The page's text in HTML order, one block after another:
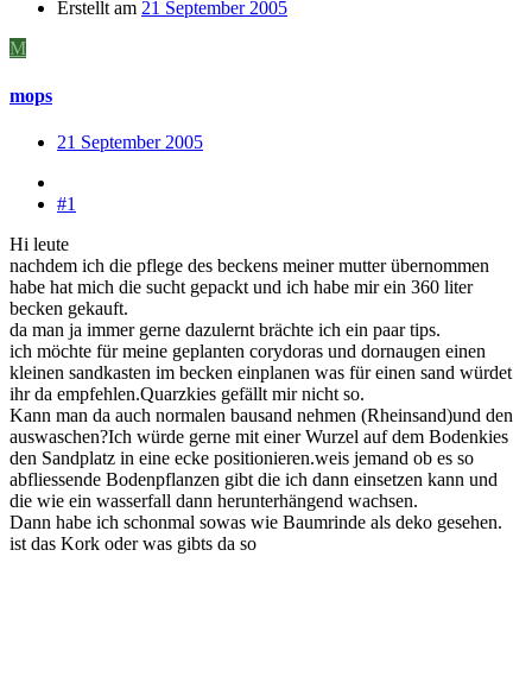
Erstellt am 21 September 2005
M
mops
21 September 2005
#1
Hi leute
nachdem ich die pflege des beckens meiner mutter übernommen
habe hat mich die sucht gepackt und ich habe mir ein 360 liter
becken gekauft.
da man ja immer gerne dazulernt brächte ich ein paar tips.
ich möchte für meine geplanten corydoras und dornaugen einen
kleinen sandkasten im becken einplanen was für einen sand würdet
ihr da empfehlen.Quarzkies gefällt mir nicht so.
Kann man da auch normalen bausand nehmen (Rheinsand)und den
auswaschen?Ich würde gerne mit einer Wurzel auf dem Bodenkies
den Sandplatz in eine ecke positionieren.weis jemand ob es so
abfliessende Bodenpflanzen gibt die ich dann einsetzen kann und
die wie ein wasserfall dann herunterhängend wachsen.
Dann habe ich schonmal sowas wie Baumrinde als deko gesehen.
ist das Kork oder was gibts da so